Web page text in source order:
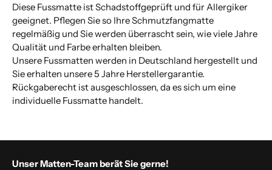
Diese Fussmatte ist Schadstoffgeprüft und für Allergiker
geeignet. Pflegen Sie so Ihre Schmutzfangmatte
regelmäßig und Sie werden überrascht sein, wie viele Jahre
Qualität und Farbe erhalten bleiben.
Unsere Fussmatten werden in Deutschland hergestellt und
Sie erhalten unsere 5 Jahre Herstellergarantie.
Rückgaberecht ist ausgeschlossen, da es sich um eine
individuelle Fussmatte handelt.
Unser Matten-Team berät Sie gerne!